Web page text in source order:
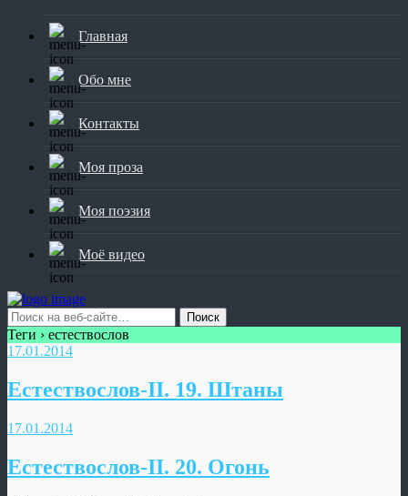
Главная
Обо мне
Контакты
Моя проза
Моя поэзия
Моё видео
Теги › естествослов
17.01.2014
Естествослов-II. 19. Штаны
17.01.2014
Естествослов-II. 20. Огонь